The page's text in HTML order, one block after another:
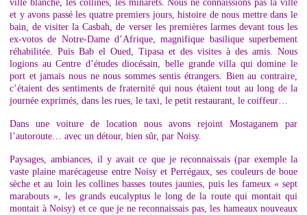
ville blanche, les collines, les minarets. Nous ne connaissions pas la ville
et y avons passé les quatre premiers jours, histoire de nous mettre dans le
bain, de visiter la Casbah, de verser les premières larmes devant tous les
ex-votos de Notre-Dame d’Afrique, magnifique basilique superbement
réhabilitée. Puis Bab el Oued, Tipasa et des visites à des amis. Nous
logions au Centre d’études diocésain, belle grande villa qui domine le
port et jamais nous ne nous sommes sentis étrangers. Bien au contraire,
c’étaient des sentiments de fraternité qui nous étaient tout au long de la
journée exprimés, dans les rues, le taxi, le petit restaurant, le coiffeur…
Dans une voiture de location nous avons rejoint Mostaganem par
l’autoroute… avec un détour, bien sûr, par Noisy.
Paysages, ambiances, il y avait ce que je reconnaissais (par exemple la
vaste plaine marécageuse entre Noisy et Perrégaux, ses couleurs de boue
sèche et au loin les collines basses toutes jaunies, puis les fameux « sept
marabouts », les grands eucalyptus le long de la route qui montait qui
montait à Noisy) et ce que je ne reconnaissais pas, les hameaux nouveaux